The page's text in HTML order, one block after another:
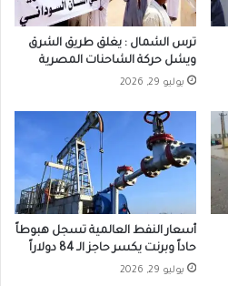
ترس الشمال : يغلق طريق الشرق
ويشل حركة الشاحنات المصرية
يوليو 29, 2026
أسعار النفط العالمية تسجل هبوطاً
حاداً وبرنت يكسر حاجز الـ 84 دولاراً
يوليو 29, 2026